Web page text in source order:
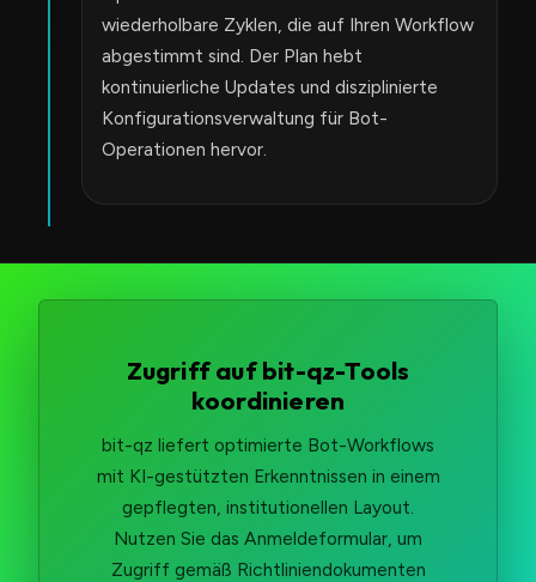
wiederholbare Zyklen, die auf Ihren Workflow
abgestimmt sind. Der Plan hebt
kontinuierliche Updates und disziplinierte
Konfigurationsverwaltung für Bot-
Operationen hervor.
Zugriff auf bit-qz-Tools
koordinieren
bit-qz liefert optimierte Bot-Workflows
mit KI-gestützten Erkenntnissen in einem
gepflegten, institutionellen Layout.
Nutzen Sie das Anmeldeformular, um
Zugriff gemäß Richtliniendokumenten